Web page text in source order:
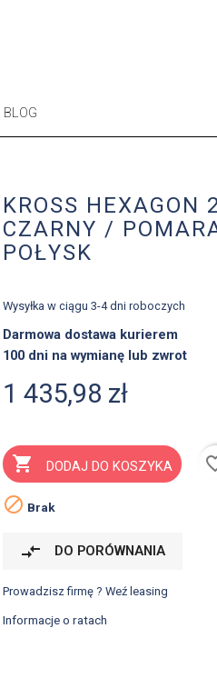
BLOG
KROSS HEXAGON
CZARNY /
POŁYSK
Wysyłka w ciągu 3-4 dni roboczych
Darmowa dostawa kurierem
100 dni na wymianę lub zwrot
1 435,98 zł
 DODAJ DO KOSZYKA
 Brak
compare_arrows DO PORÓWNANIA
Prowadzisz firmę ? Weź leasing
Informacje o ratach